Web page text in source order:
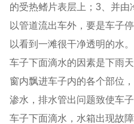
的受热鳍片表层上；3、并由
以管道流出车外，要是车子
以看到一滩很干净透明的水。
车子下面滴水的因素是下雨
窗内飘进车子内的各个部位
渗水，排水管出问题致使车
车子下面滴水，水箱出现故